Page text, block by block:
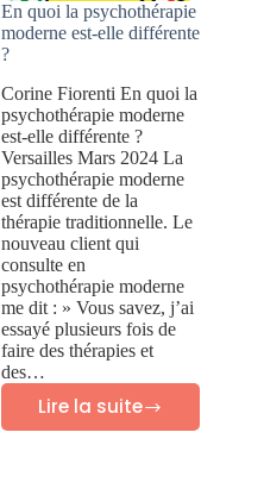
En quoi la psychothérapie
moderne est-elle différente
?
Corine Fiorenti En quoi la
psychothérapie moderne
est-elle différente ?
Versailles Mars 2024 La
psychothérapie moderne
est différente de la
thérapie traditionnelle. Le
nouveau client qui
consulte en
psychothérapie moderne
me dit : » Vous savez, j’ai
essayé plusieurs fois de
faire des thérapies et
des…
Lire la suite